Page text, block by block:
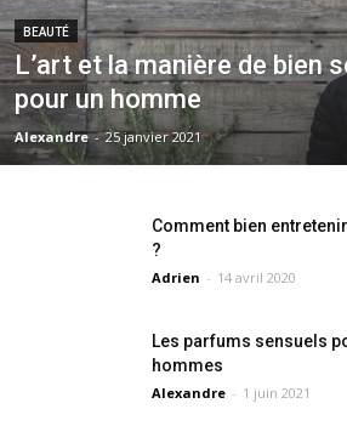
BEAUTÉ
L’art et la manière de bien
pour un homme
Alexandre - 25 janvier 2021
Comment bien
?
Adrien - 14 avril 2020
Les parfums sensuels
hommes
Alexandre - 1 juin 2021